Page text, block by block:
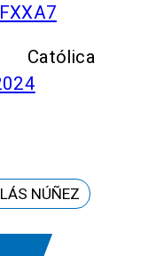
NÚÑEZ